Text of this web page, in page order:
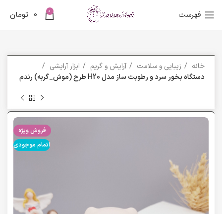
فهرست 0
0 تومان
خانه زیبایی و سلامت آرایش و گریم
ابزار آرایشی
دستگاه بخور سرد و رطوبت ساز مدل H20 طرح (موش_گربه) رندم
فروش ویژه
اتمام موجودی